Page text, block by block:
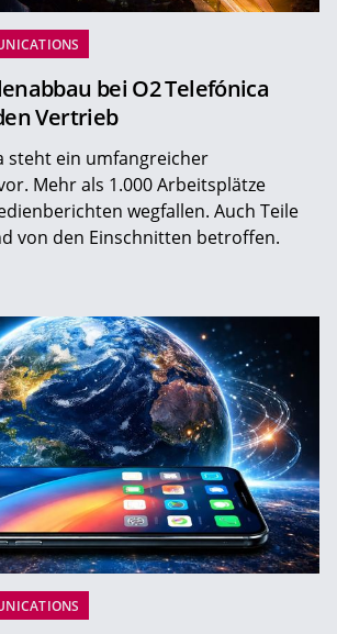
bei O2 Telefónica
Vertrieb
steht ein umfangreicher
Mehr als 1.000 Arbeitsplätze
wegfallen. Auch Teile
von den Einschnitten betroffen.